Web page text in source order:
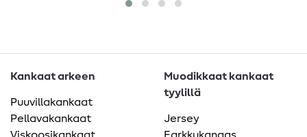
Kankaat arkeen
Puuvillakankaat
Pellavakankaat
Muodikkaat kankaat
tyylillä
Jersey